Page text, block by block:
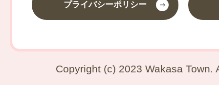
プライバシーポリシー
Copyright (c) 2023 Wakasa Town.